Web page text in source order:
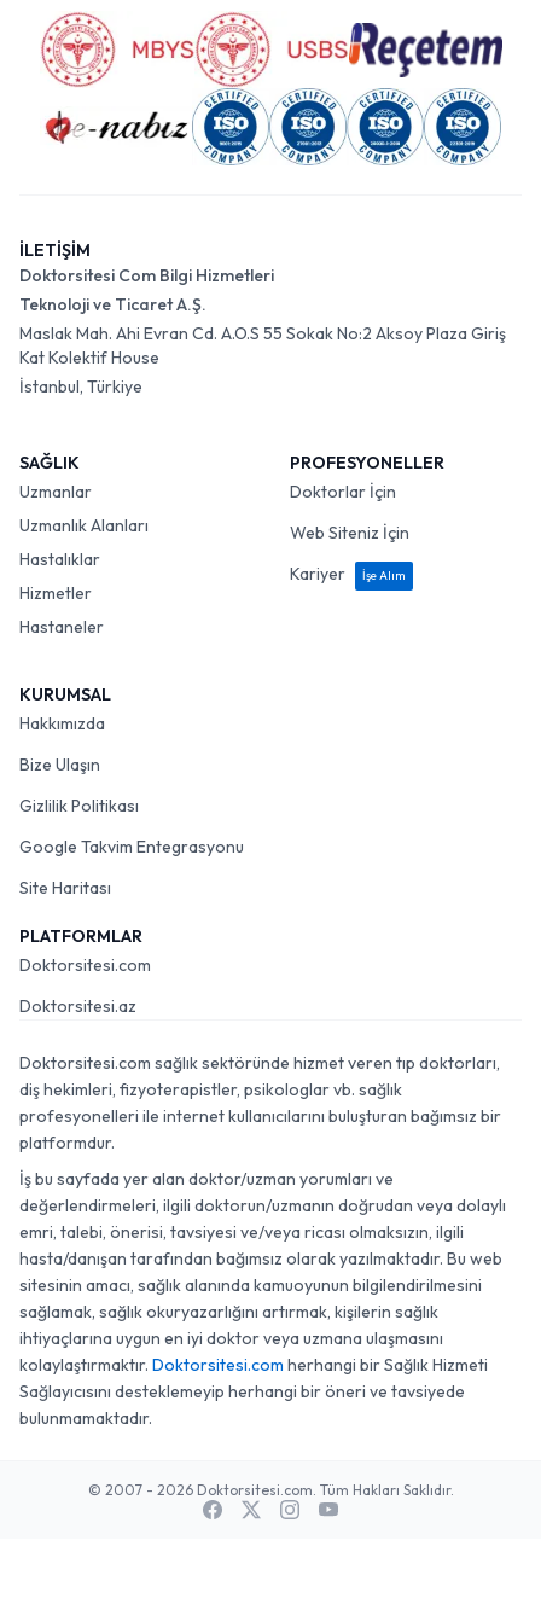
İLETİŞİM
Doktorsitesi Com Bilgi Hizmetleri
Teknoloji ve Ticaret A.Ş.
Maslak Mah. Ahi Evran Cd. A.O.S 55 Sokak No:2 Aksoy Plaza Giriş
Kat Kolektif House
İstanbul, Türkiye
SAĞLIK
Uzmanlar
Uzmanlık Alanları
Hastalıklar
Hizmetler
Hastaneler
PROFESYONELLER
Doktorlar İçin
Web Siteniz İçin
Kariyer
İşe Alım
KURUMSAL
Hakkımızda
Bize Ulaşın
Gizlilik Politikası
Google Takvim Entegrasyonu
Site Haritası
PLATFORMLAR
Doktorsitesi.com
Doktorsitesi.az
Doktorsitesi.com sağlık sektöründe hizmet veren tıp doktorları,
diş hekimleri, fizyoterapistler, psikologlar vb. sağlık
profesyonelleri ile internet kullanıcılarını buluşturan bağımsız bir
platformdur.
İş bu sayfada yer alan doktor/uzman yorumları ve
değerlendirmeleri, ilgili doktorun/uzmanın doğrudan veya dolaylı
emri, talebi, önerisi, tavsiyesi ve/veya ricası olmaksızın, ilgili
hasta/danışan tarafından bağımsız olarak yazılmaktadır. Bu web
sitesinin amacı, sağlık alanında kamuoyunun bilgilendirilmesini
sağlamak, sağlık okuryazarlığını artırmak, kişilerin sağlık
ihtiyaçlarına uygun en iyi doktor veya uzmana ulaşmasını
kolaylaştırmaktır. Doktorsitesi.com herhangi bir Sağlık Hizmeti
Sağlayıcısını desteklemeyip herhangi bir öneri ve tavsiyede
bulunmamaktadır.
© 2007 - 2026 Doktorsitesi.com. Tüm Hakları Saklıdır.